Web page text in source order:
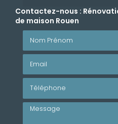
Contactez-nous :
de maison Rouen
Nom Prénom
Message